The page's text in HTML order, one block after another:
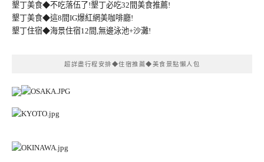
墾丁美食◆不吃落伍了!墾丁必吃32間美食推薦!
墾丁美食◆這8間IG爆紅網美咖啡廳!
墾丁住宿◆海景住宿12間,無邊泳池+沙灘!
超詳盡行程安排◆住宿推薦◆美食景點懶人包